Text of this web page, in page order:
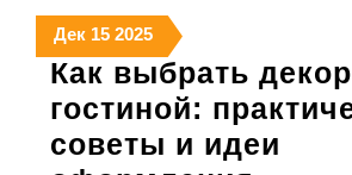
Дек15
декабря
2025
1515
декабря
2025
202515
декабря
2025
Как выбрать
гостиной:
советы и идеи